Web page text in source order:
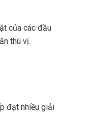
của các đầu
thú vị.
đạt nhiều giải